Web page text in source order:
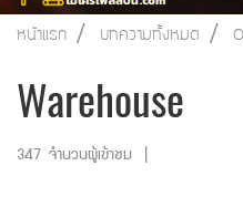
หน้าแรก บทความทั้งหมด
Warehouse
347 จำนวนผู้เข้าชม